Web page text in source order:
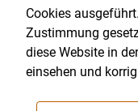
Impressum|Kontakt|
Cookie-Einstellungen
NEWSLETTER
Cookies
Zustimmung
diese Website in
einsehen und